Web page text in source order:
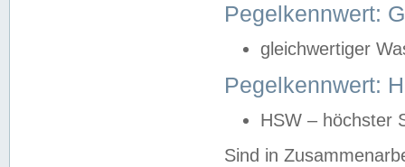
Pegelkennwert:
gleichwertiger
Pegelkennwert:
HSW – höchster
Sind in